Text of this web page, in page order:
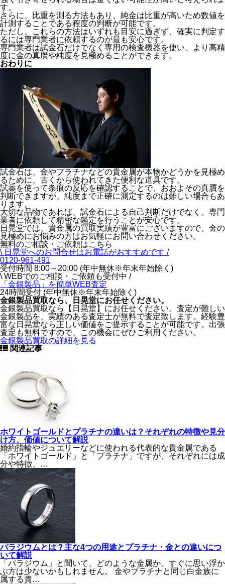
す。
さらに、比重を測る方法もあり、純金は比重が高いため数値を
計測することである程度の判断が可能です。
ただし、これらの方法はいずれも目安に過ぎず、 確実に判定す
るには専門業者に依頼するのが最も安心です。
専門業者は試金石だけでなく専用の検査機器を使い、より高精
度に金の真贋や純度を見極めることができます。
おわりに
試金石は、金やプラチナなどの貴金属が本物かどうかを見極め
るために、古くから使われてきた便利な道具です。
試薬を使って条痕の反応を確認することで、おおよその真贋を
判断できますが、純度まで正確に測定するのは難しい場合もあ
ります。
大切な品物であれば、試金石による自己判断だけでなく、専門
業者に依頼して精密な鑑定を行うことが安心です。
日晃堂では、貴金属の買取実績が豊富にございますので、金の
見極めにお悩みの方はお気軽にお問い合わせください。
無料のご相談・ご依頼はこちら
\ 日晃堂へのお問合せはお電話がおすすめです /
0120-961-491
受付時間 8:00～20:00 (年中無休※年末年始除く)
\ WEBでのご相談・ご依頼も受付中 /
「金銀製品」を簡単WEB査定
24時間受付 (年中無休※年末年始除く)
金銀製品買取なら、
日晃堂にお任せください。
金銀製品買取なら【日晃堂】にお任せください。査定が難しい
金銀製品を、実績のある査定士が無料で査定致します。経験豊
富な日晃堂なら正しい価値をご提示することが可能です。出張
査定も無料ですので、この機会にぜひご利用ください。
金銀製品買取の詳細を見る
関連記事
ホワイトゴールドとプラチナの違いは？それぞれの特徴や見分
け方、価値について解説
婚約指輪やジュエリーなどに使われる代表的な貴金属である
「ホワイトゴールド」と「プラチナ」ですが、それぞれには成
分や特徴、…
パラジウムとは？主な4つの用途とプラチナ・金との違いにつ
いて解説
「パラジウム」と聞いて、どのような金属か、すぐに思い浮か
ぶ方は少ないかもしれません。 金やプラチナと同じ白金族に
属する貴…